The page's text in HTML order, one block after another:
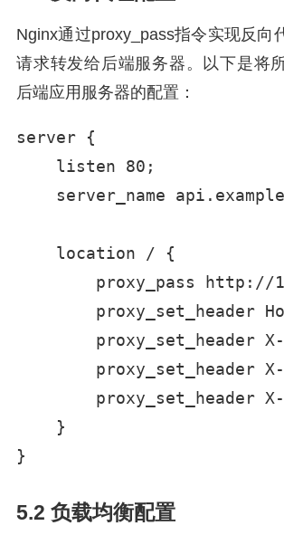
Nginx通过proxy_pass指令实现反向
请求转发给后端服务器。以下是将
后端应用服务器的配置：
server {
    listen 80;
server_name
    location / {
proxy_pass http://
proxy_set_header
proxy_set_header
proxy_set_header
proxy_set_header
    }
}
5.2 负载均衡配置